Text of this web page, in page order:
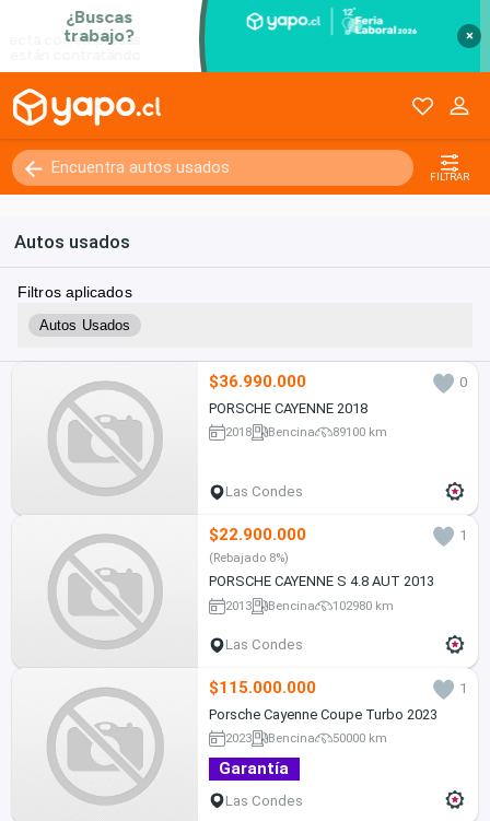
×
FILTRAR
Autos usados
Filtros aplicados
Autos Usados
$36.990.000
0
PORSCHE CAYENNE 2018
2018 Bencina 89100 km
Las Condes
$22.900.000 1
(Rebajado 8%)
PORSCHE CAYENNE S 4.8 AUT 2013
2013 Bencina 102980 km
Las Condes
$115.000.000
1
Porsche Cayenne Coupe Turbo 2023
2023 Bencina 50000 km
Garantía
Las Condes